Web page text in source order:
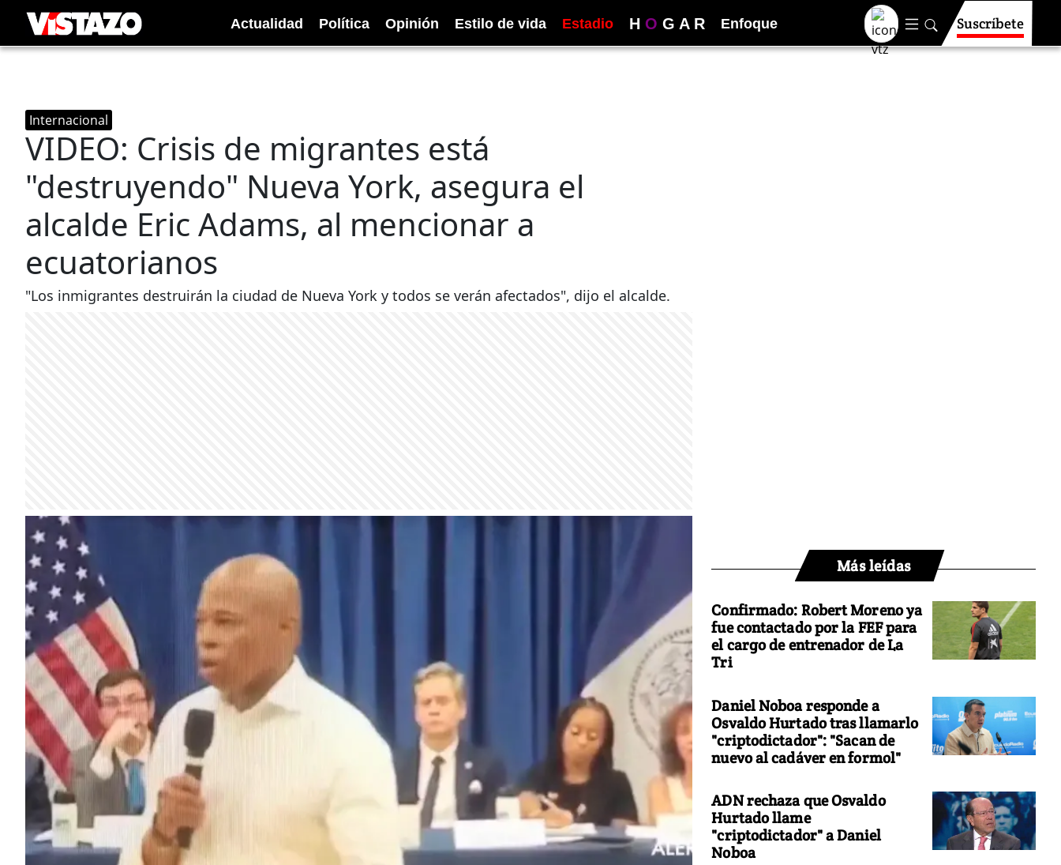
Actualidad Política Opinión Estilo de vida Estadio H O G A R Enfoque Suscríbete
Internacional
VIDEO: Crisis de migrantes está
"destruyendo" Nueva York, asegura el
alcalde Eric Adams, al mencionar a
ecuatorianos
"Los inmigrantes destruirán la ciudad de Nueva York y todos se verán afectados", dijo el alcalde.
Más leídas
Confirmado: Robert Moreno ya
fue contactado por la FEF para
el cargo de entrenador de La
Tri
Daniel Noboa responde a
Osvaldo Hurtado tras llamarlo
"criptodictador": "Sacan de
nuevo al cadáver en formol"
ADN rechaza que Osvaldo
Hurtado llame
"criptodictador" a Daniel
Noboa